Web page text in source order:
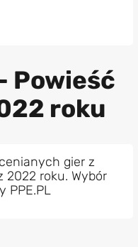
Powieść
roku
gier z
roku. Wybór
PPE.PL